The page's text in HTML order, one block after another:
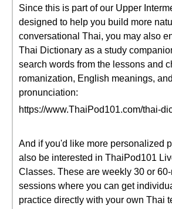
Since this is part of our Upper
designed to help you build more
conversational Thai, you may also
Thai Dictionary as a study
search words from the lessons and
romanization, English meanings,
pronunciation:
https://www.ThaiPod101.com/thai-
And if you'd like more personalized
also be interested in ThaiPod101
Classes. These are weekly 30 or
sessions where you can get
practice directly with your own Thai